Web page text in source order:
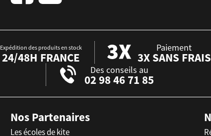
Expédition des produits en stock
24/48H FRANCE
Paiement
3X SANS FRAIS
Des conseils au
02 98 46 71 85
Nos Partenaires
Les écoles de kite